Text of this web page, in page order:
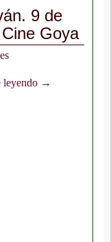
9 de
Goya
leyendo →